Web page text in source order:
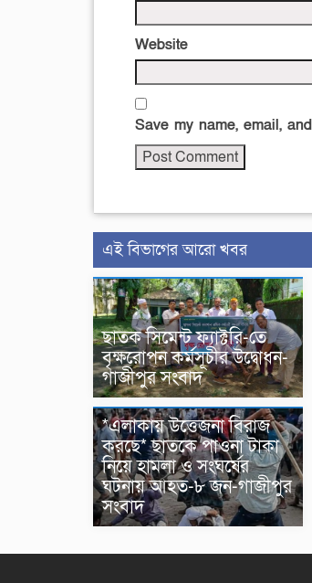
Website
Save my name, email,
এই বিভাগের আরো খবর
ছাতক সিমেন্ট ফ্যাক্টরি-তে
বৃক্ষরোপন কর্মসূচীর উদ্বোধন-
গাজীপুর সংবাদ
*এলাকায় উত্তেজনা বিরাজ
করছে* ছাতকে পাওনা টাকা
নিয়ে হামলা ও সংঘর্ষের
ঘটনায় আহত-৮ জন-গাজীপুর
সংবাদ